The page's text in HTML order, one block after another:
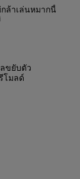
ล้าเล่นหมากนี้
ลขยับตัว
โมลด์